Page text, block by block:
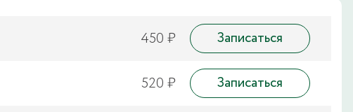
450 ₽ Записаться
520 ₽ Записаться